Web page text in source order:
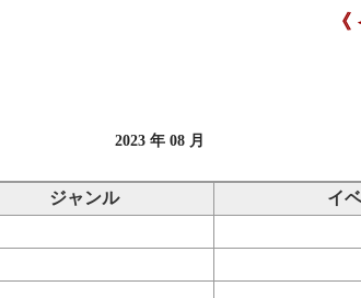
2023 年 08 月
ジャンル イ